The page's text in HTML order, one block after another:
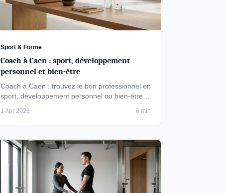
Sport & Forme
Coach à Caen : sport, développement
personnel et bien-être
Coach à Caen : trouvez le bon professionnel en
sport, développement personnel ou bien-être.
1 Apr 2026 6 min